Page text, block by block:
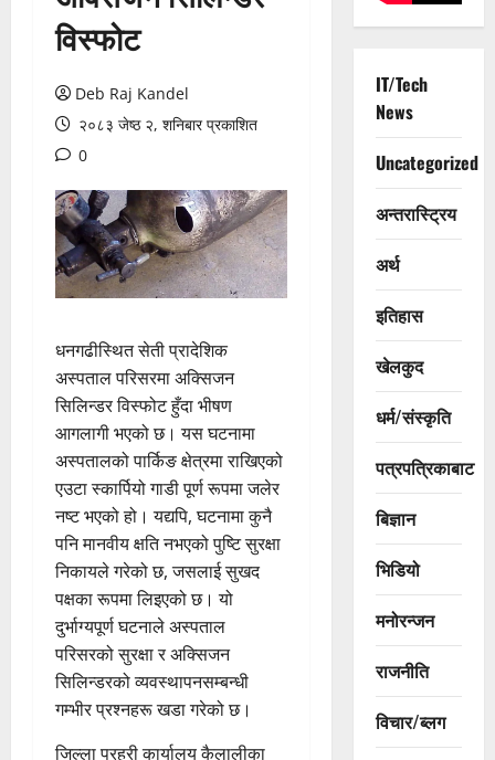
विस्फोट
Deb Raj Kandel
२०८३ जेष्ठ २, शनिबार प्रकाशित
0
धनगढीस्थित सेती प्रादेशिक
अस्पताल परिसरमा अक्सिजन
सिलिन्डर विस्फोट हुँदा भीषण
आगलागी भएको छ। यस घटनामा
अस्पतालको पार्किङ क्षेत्रमा राखिएको
एउटा स्कार्पियो गाडी पूर्ण रूपमा जलेर
नष्ट भएको हो। यद्यपि, घटनामा कुनै
पनि मानवीय क्षति नभएको पुष्टि सुरक्षा
निकायले गरेको छ, जसलाई सुखद
पक्षका रूपमा लिइएको छ। यो
दुर्भाग्यपूर्ण घटनाले अस्पताल
परिसरको सुरक्षा र अक्सिजन
सिलिन्डरको व्यवस्थापनसम्बन्धी
गम्भीर प्रश्नहरू खडा गरेको छ।
जिल्ला प्रहरी कार्यालय कैलालीका
IT/Tech
News
Uncategorized
अन्तरास्ट्रिय
अर्थ
इतिहास
खेलकुद
धर्म/संस्कृति
पत्रपत्रिकाबाट
बिज्ञान
भिडियो
मनोरन्जन
राजनीति
विचार/ब्लग